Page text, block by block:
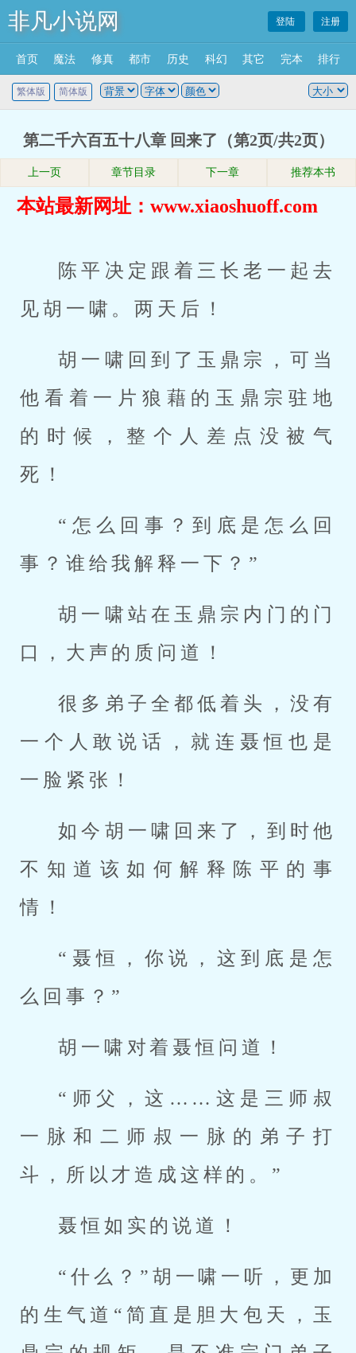
非凡小说网 登陆 注册
首页 魔法 修真 都市 历史 科幻 其它 完本 排行
繁体版 简体版
第二千六百五十八章 回来了（第2页/共2页）
上一页 章节目录 下一章 推荐本书
本站最新网址：www.xiaoshuoff.com
陈平决定跟着三长老一起去
见胡一啸。两天后！
胡一啸回到了玉鼎宗，可当
他看着一片狼藉的玉鼎宗驻地
的时候，整个人差点没被气
死！
“怎么回事？到底是怎么回
事？谁给我解释一下？”
胡一啸站在玉鼎宗内门的门
口，大声的质问道！
很多弟子全都低着头，没有
一个人敢说话，就连聂恒也是
一脸紧张！
如今胡一啸回来了，到时他
不知道该如何解释陈平的事
情！
“聂恒，你说，这到底是怎
么回事？”
胡一啸对着聂恒问道！
“师父，这……这是三师叔
一脉和二师叔一脉的弟子打
斗，所以才造成这样的。”
聂恒如实的说道！
“什么？”胡一啸一听，更加
的生气道“简直是胆大包天，玉